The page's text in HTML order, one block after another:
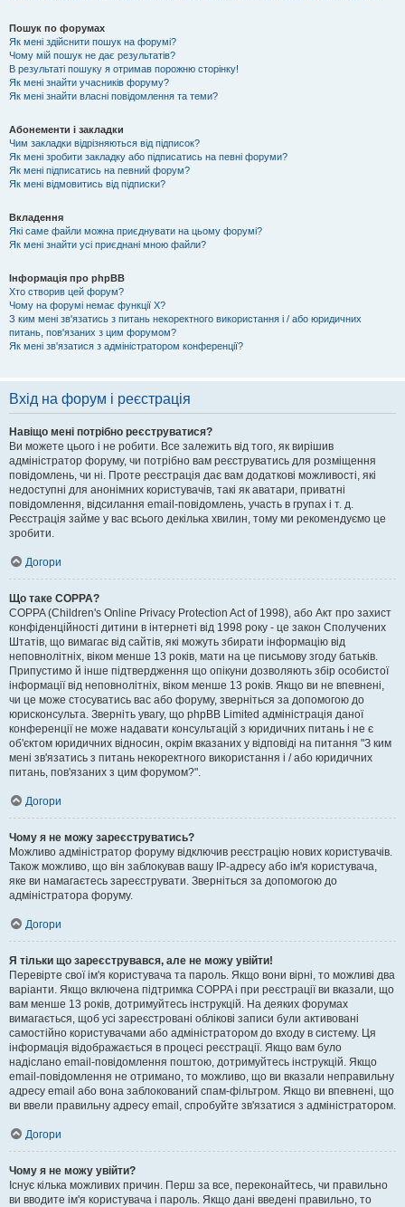
Пошук по форумах
Як мені здійснити пошук на форумі?
Чому мій пошук не дає результатів?
В результаті пошуку я отримав порожню сторінку!
Як мені знайти учасників форуму?
Як мені знайти власні повідомлення та теми?
Абонементи і закладки
Чим закладки відрізняються від підписок?
Як мені зробити закладку або підписатись на певні форуми?
Як мені підписатись на певний форум?
Як мені відмовитись від підписки?
Вкладення
Які саме файли можна приєднувати на цьому форумі?
Як мені знайти усі приєднані мною файли?
Інформація про phpBB
Хто створив цей форум?
Чому на форумі немає функції X?
З ким мені зв'язатись з питань некоректного використання і / або юридичних
питань, пов'язаних з цим форумом?
Як мені зв'язатися з адміністратором конференції?
Вхід на форум і реєстрація
Навіщо мені потрібно реєструватися?
Ви можете цього і не робити. Все залежить від того, як вирішив
адміністратор форуму, чи потрібно вам реєструватись для розміщення
повідомлень, чи ні. Проте реєстрація дає вам додаткові можливості, які
недоступні для анонімних користувачів, такі як аватари, приватні
повідомлення, відсилання email-повідомлень, участь в групах і т. д.
Реєстрація займе у вас всього декілька хвилин, тому ми рекомендуємо це
зробити.
Догори
Що таке COPPA?
COPPA (Children's Online Privacy Protection Act of 1998), або Акт про захист
конфіденційності дитини в інтернеті від 1998 року - це закон Сполучених
Штатів, що вимагає від сайтів, які можуть збирати інформацію від
неповнолітніх, віком менше 13 років, мати на це письмову згоду батьків.
Припустимо й інше підтвердження що опікуни дозволяють збір особистої
інформації від неповнолітніх, віком менше 13 років. Якщо ви не впевнені,
чи це може стосуватись вас або форуму, зверніться за допомогою до
юрисконсульта. Зверніть увагу, що phpBB Limited адміністрація даної
конференції не може надавати консультацій з юридичних питань і не є
об'єктом юридичних відносин, окрім вказаних у відповіді на питання "З ким
мені зв'язатись з питань некоректного використання і / або юридичних
питань, пов'язаних з цим форумом?".
Догори
Чому я не можу зареєструватись?
Можливо адміністратор форуму відключив реєстрацію нових користувачів.
Також можливо, що він заблокував вашу IP-адресу або ім'я користувача,
яке ви намагаєтесь зареєструвати. Зверніться за допомогою до
адміністратора форуму.
Догори
Я тільки що зареєструвався, але не можу увійти!
Перевірте свої ім'я користувача та пароль. Якщо вони вірні, то можливі два
варіанти. Якщо включена підтримка COPPA і при реєстрації ви вказали, що
вам менше 13 років, дотримуйтесь інструкцій. На деяких форумах
вимагається, щоб усі зареєстровані облікові записи були активовані
самостійно користувачами або адміністратором до входу в систему. Ця
інформація відображається в процесі реєстрації. Якщо вам було
надіслано email-повідомлення поштою, дотримуйтесь інструкцій. Якщо
email-повідомлення не отримано, то можливо, що ви вказали неправильну
адресу email або вона заблокований спам-фільтром. Якщо ви впевнені, що
ви ввели правильну адресу email, спробуйте зв'язатися з адміністратором.
Догори
Чому я не можу увійти?
Існує кілька можливих причин. Перш за все, переконайтесь, чи правильно
ви вводите ім'я користувача і пароль. Якщо дані введені правильно, то